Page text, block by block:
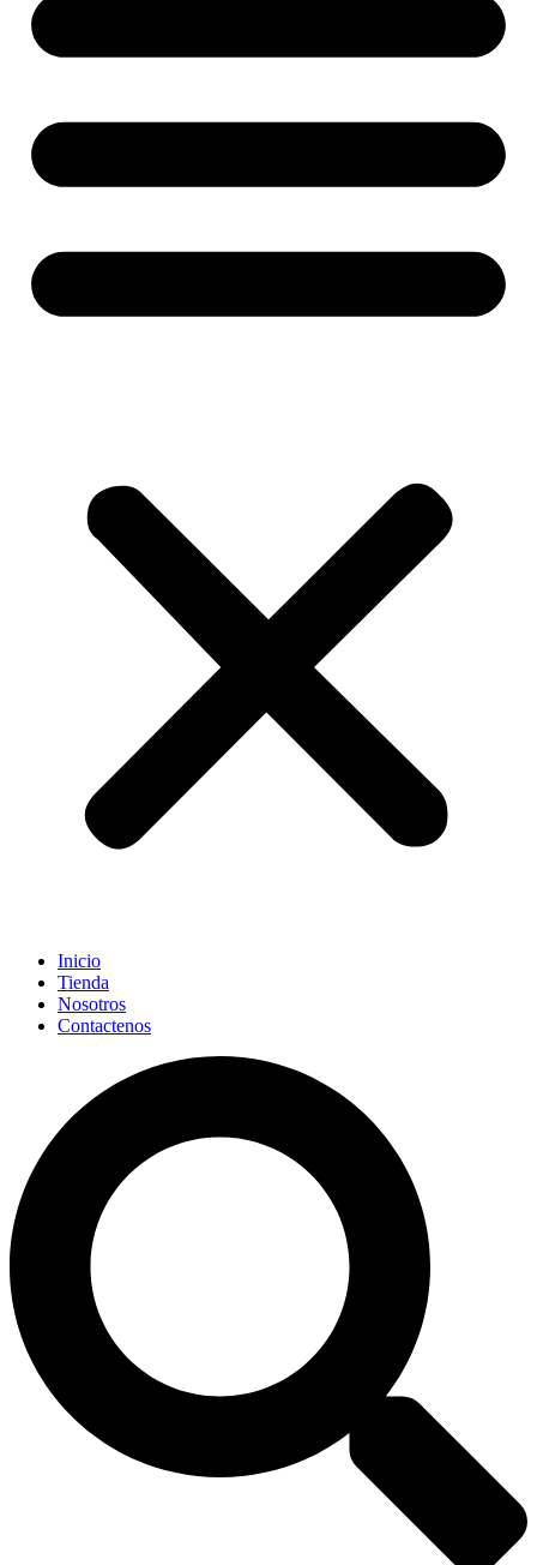
Inicio
Tienda
Nosotros
Contactenos